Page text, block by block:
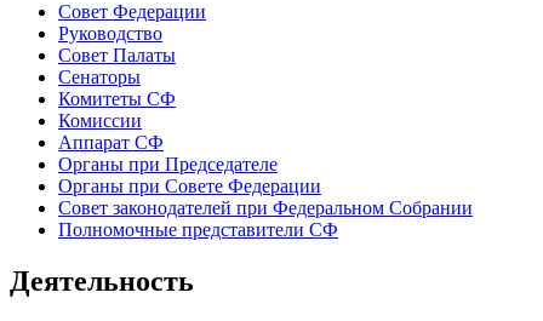
Совет Федерации
Руководство
Совет Палаты
Сенаторы
Комитеты СФ
Комиссии
Аппарат СФ
Органы при Председателе
Органы при Совете Федерации
Совет законодателей при Федеральном Собрании
Полномочные представители СФ
Деятельность